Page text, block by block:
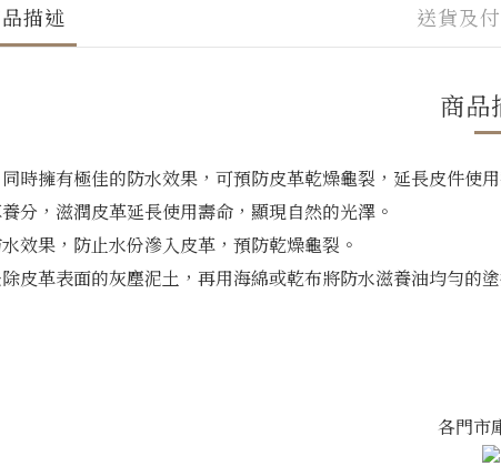
描述 送貨及
商品
時擁有極佳的防水效果，可預防皮革乾燥龜裂，延長皮件使
分，滋潤皮革延長使用壽命，顯現自然的光澤。
效果，防止水份滲入皮革，預防乾燥龜裂。
除皮革表面的灰塵泥土，再用海綿或乾布將防水滋養油均勻的
各門市